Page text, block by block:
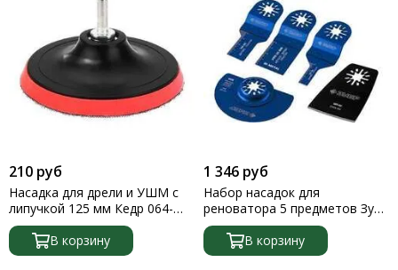
210 руб
Насадка для дрели и УШМ с
липучкой 125 мм Кедр 064-
0125
В корзину
1 346 руб
Набор насадок для
реноватора 5 предметов Зубр
профессионал
В корзину